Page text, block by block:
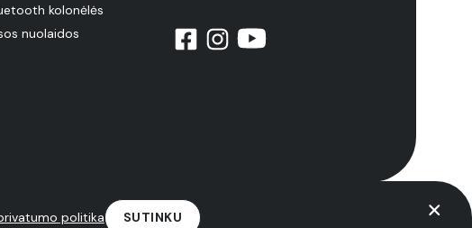
kolonėlės
nuolaidos
politika SUTINKU